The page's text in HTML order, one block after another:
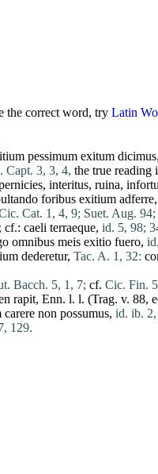
the correct word, try Latin
pessimum exitum dicimus
Capt. 3, 3, 4, the true reading
, interitus, ruina,
foribus exitium adferre,
Cat. 1, 4, 9; Suet. Aug. 94;
cf.: caeli terraeque, id. 5, 98;
omnibus meis exitio fuero,
dederetur, Tac. A. 1, 32:
Bacch. 5, 1, 7; cf. Cic. Fin.
rapit, Enn. l. l. (Trag. v. 88,
carere non possumus, id. ib. 2,
129.